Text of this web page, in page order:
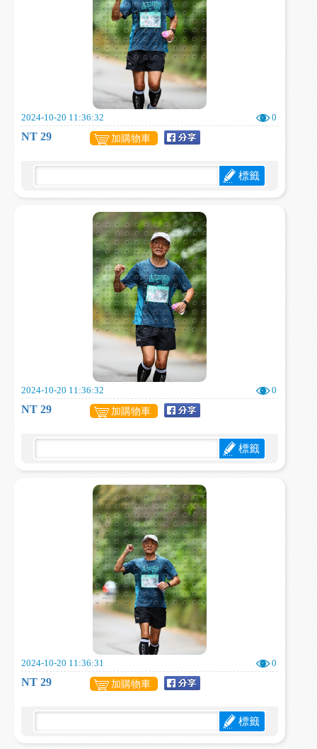
2024-10-20 11:36:32 0
NT 29 加購物車
標籤
2024-10-20 11:36:32 0
NT 29 加購物車
標籤
2024-10-20 11:36:31 0
NT 29 加購物車
標籤